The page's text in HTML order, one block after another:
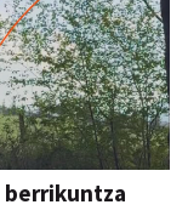
berrikuntza